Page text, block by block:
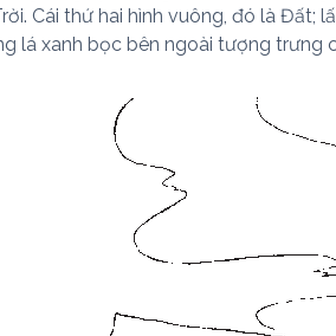
Cái thứ hai hình vuông, đó là
lá xanh bọc bên ngoài tượng trưng